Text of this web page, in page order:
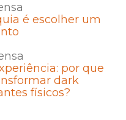
é escolher um
por que
dark
físicos?